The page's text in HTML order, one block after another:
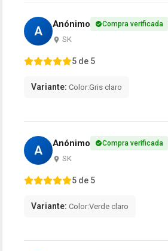
A Anónimo Compra verificada
SK
5 de 5
Variante: Color:Gris claro
A Anónimo Compra verificada
SK
5 de 5
Variante: Color:Verde claro